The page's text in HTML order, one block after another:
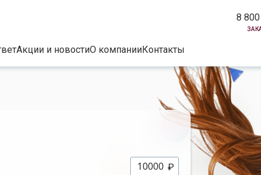
8
Акции и новостиО компанииКонтакты
₽